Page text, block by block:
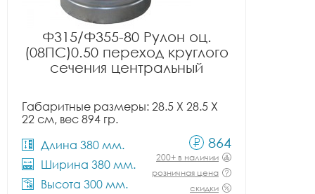
Ф315/Ф355-80 Рулон оц.
(08ПС)0.50 переход круглого
сечения центральный
Габаритные размеры: 28.5 X 28.5 X
22 см, вес 894 гр.
Длина 380 мм.
Ширина 380 мм.
Высота 300 мм.
864
200+ в наличии
розничная цена
скидки